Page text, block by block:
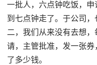
一批人，六点钟吃饭，
到七点钟走了。于公司
二，我们从来没有去想
请，主管批准，发一张
了多少钱。